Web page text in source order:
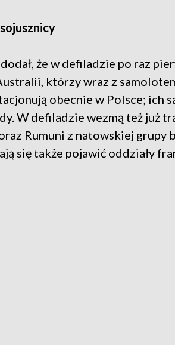
dodał, że w defiladzie po raz
którzy wraz z
obecnie w Polsce; ich
W defiladzie wezmą też już
Rumuni z natowskiej grupy
się także pojawić oddziały